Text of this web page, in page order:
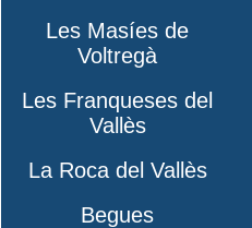
Les Masíes de
Voltregà
Les Franqueses del
Vallès
La Roca del Vallès
Begues